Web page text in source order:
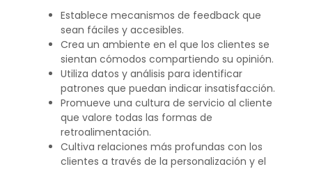
Establece mecanismos de feedback que
sean fáciles y accesibles.
Crea un ambiente en el que los clientes se
sientan cómodos compartiendo su opinión.
Utiliza datos y análisis para identificar
patrones que puedan indicar insatisfacción.
Promueve una cultura de servicio al cliente
que valore todas las formas de
retroalimentación.
Cultiva relaciones más profundas con los
clientes a través de la personalización y el